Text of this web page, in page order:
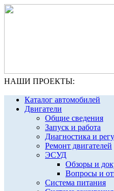
НАШИ ПРОЕКТЫ:
Каталог автомобилей
Двигатели
Общие сведения
Запуск и работа
Диагностика и
Ремонт двигателей
ЭСУД
Обзоры и
Вопросы и
Система питания